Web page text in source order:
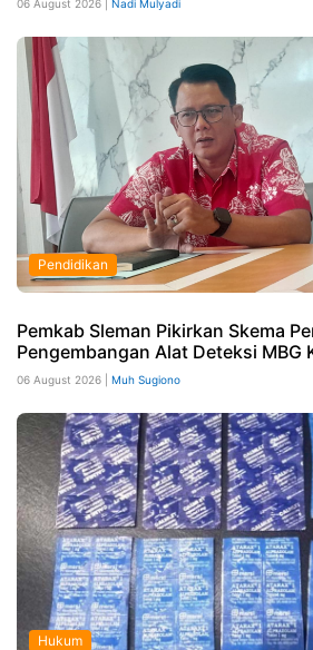
06 August 2026 | Nadi Mulyadi
Pendidikan
Pemkab Sleman Pikirkan Skema
Pengembangan Alat Deteksi MBG
06 August 2026 | Muh Sugiono
Hukum